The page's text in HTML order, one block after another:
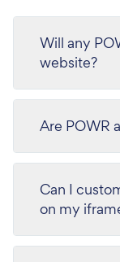
Will any
website?
Are POWR
Can I
on my